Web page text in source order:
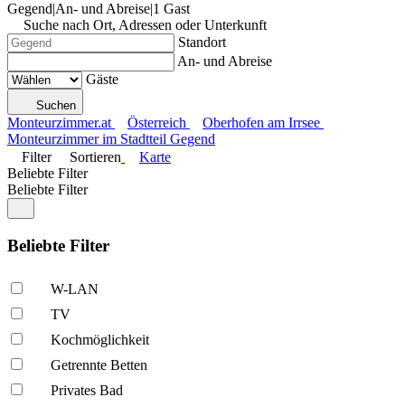
Gegend|An- und Abreise|1 Gast
Suche nach Ort, Adressen oder Unterkunft
Standort
An- und Abreise
Gäste
Suchen
Monteurzimmer.at Österreich
Oberhofen am Irrsee
Monteurzimmer im Stadtteil Gegend
Filter
Sortieren
Karte
Beliebte Filter
Beliebte Filter
Beliebte Filter
W-LAN
TV
Kochmöglich­keit
Getrennte Betten
Privates Bad